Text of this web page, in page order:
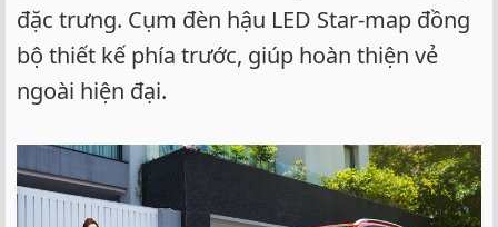
đặc trưng. Cụm đèn hậu LED Star-map đồng
bộ thiết kế phía trước, giúp hoàn thiện vẻ
ngoài hiện đại.